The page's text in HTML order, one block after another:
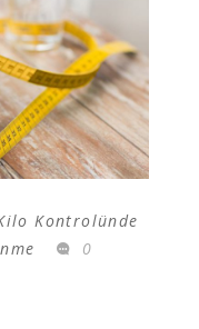
Kontrolünde
0